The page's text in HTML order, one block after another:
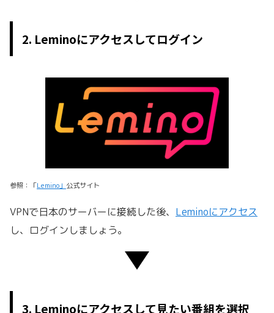
2. Leminoにアクセスしてログイン
参照：「Lemino」 公式サイト
VPNで日本のサーバーに接続した後、 Leminoにアクセス
し、ログインしましょう。
3. Leminoにアクセスして見たい番組を選択